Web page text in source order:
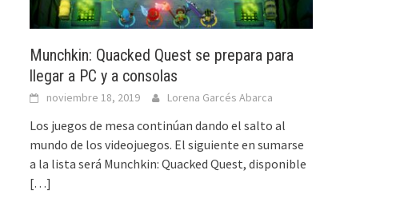
Munchkin: Quacked Quest se prepara para
llegar a PC y a consolas
noviembre 18, 2019 Lorena Garcés Abarca
Los juegos de mesa continúan dando el salto al
mundo de los videojuegos. El siguiente en sumarse
a la lista será Munchkin: Quacked Quest, disponible
[…]